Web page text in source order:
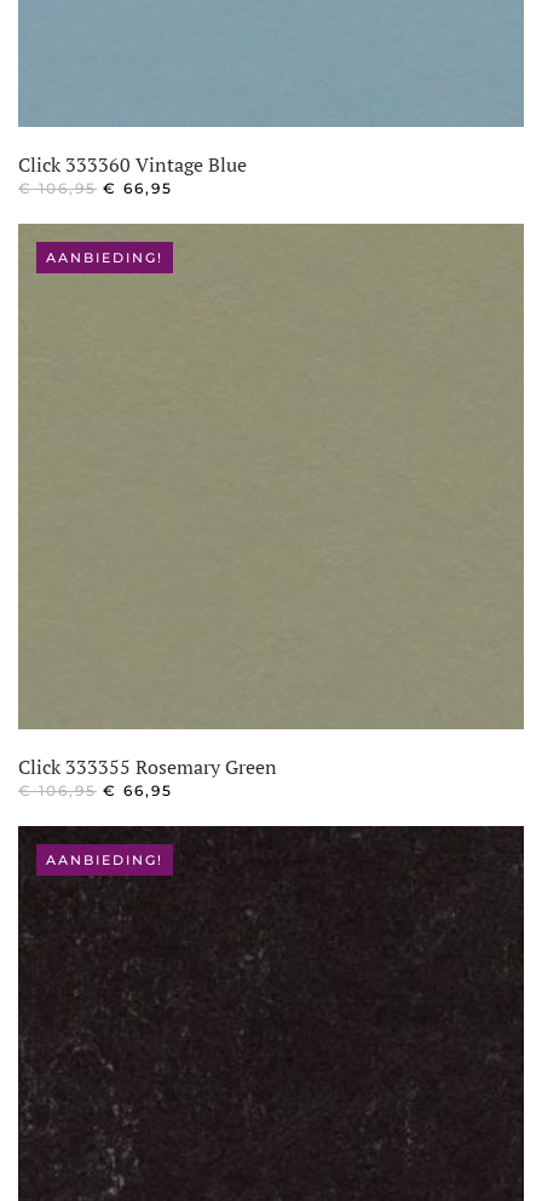
Click 333360 Vintage Blue
€106,95 OORSPRONKELIJKE
€ 106,95.
€ 66,95
AANBIEDING!
Click 333355 Rosemary Green
€106,95 OORSPRONKELIJKE
WAS:
€ 106,95.
€ 66,95
€ 66,95.
AANBIEDING!